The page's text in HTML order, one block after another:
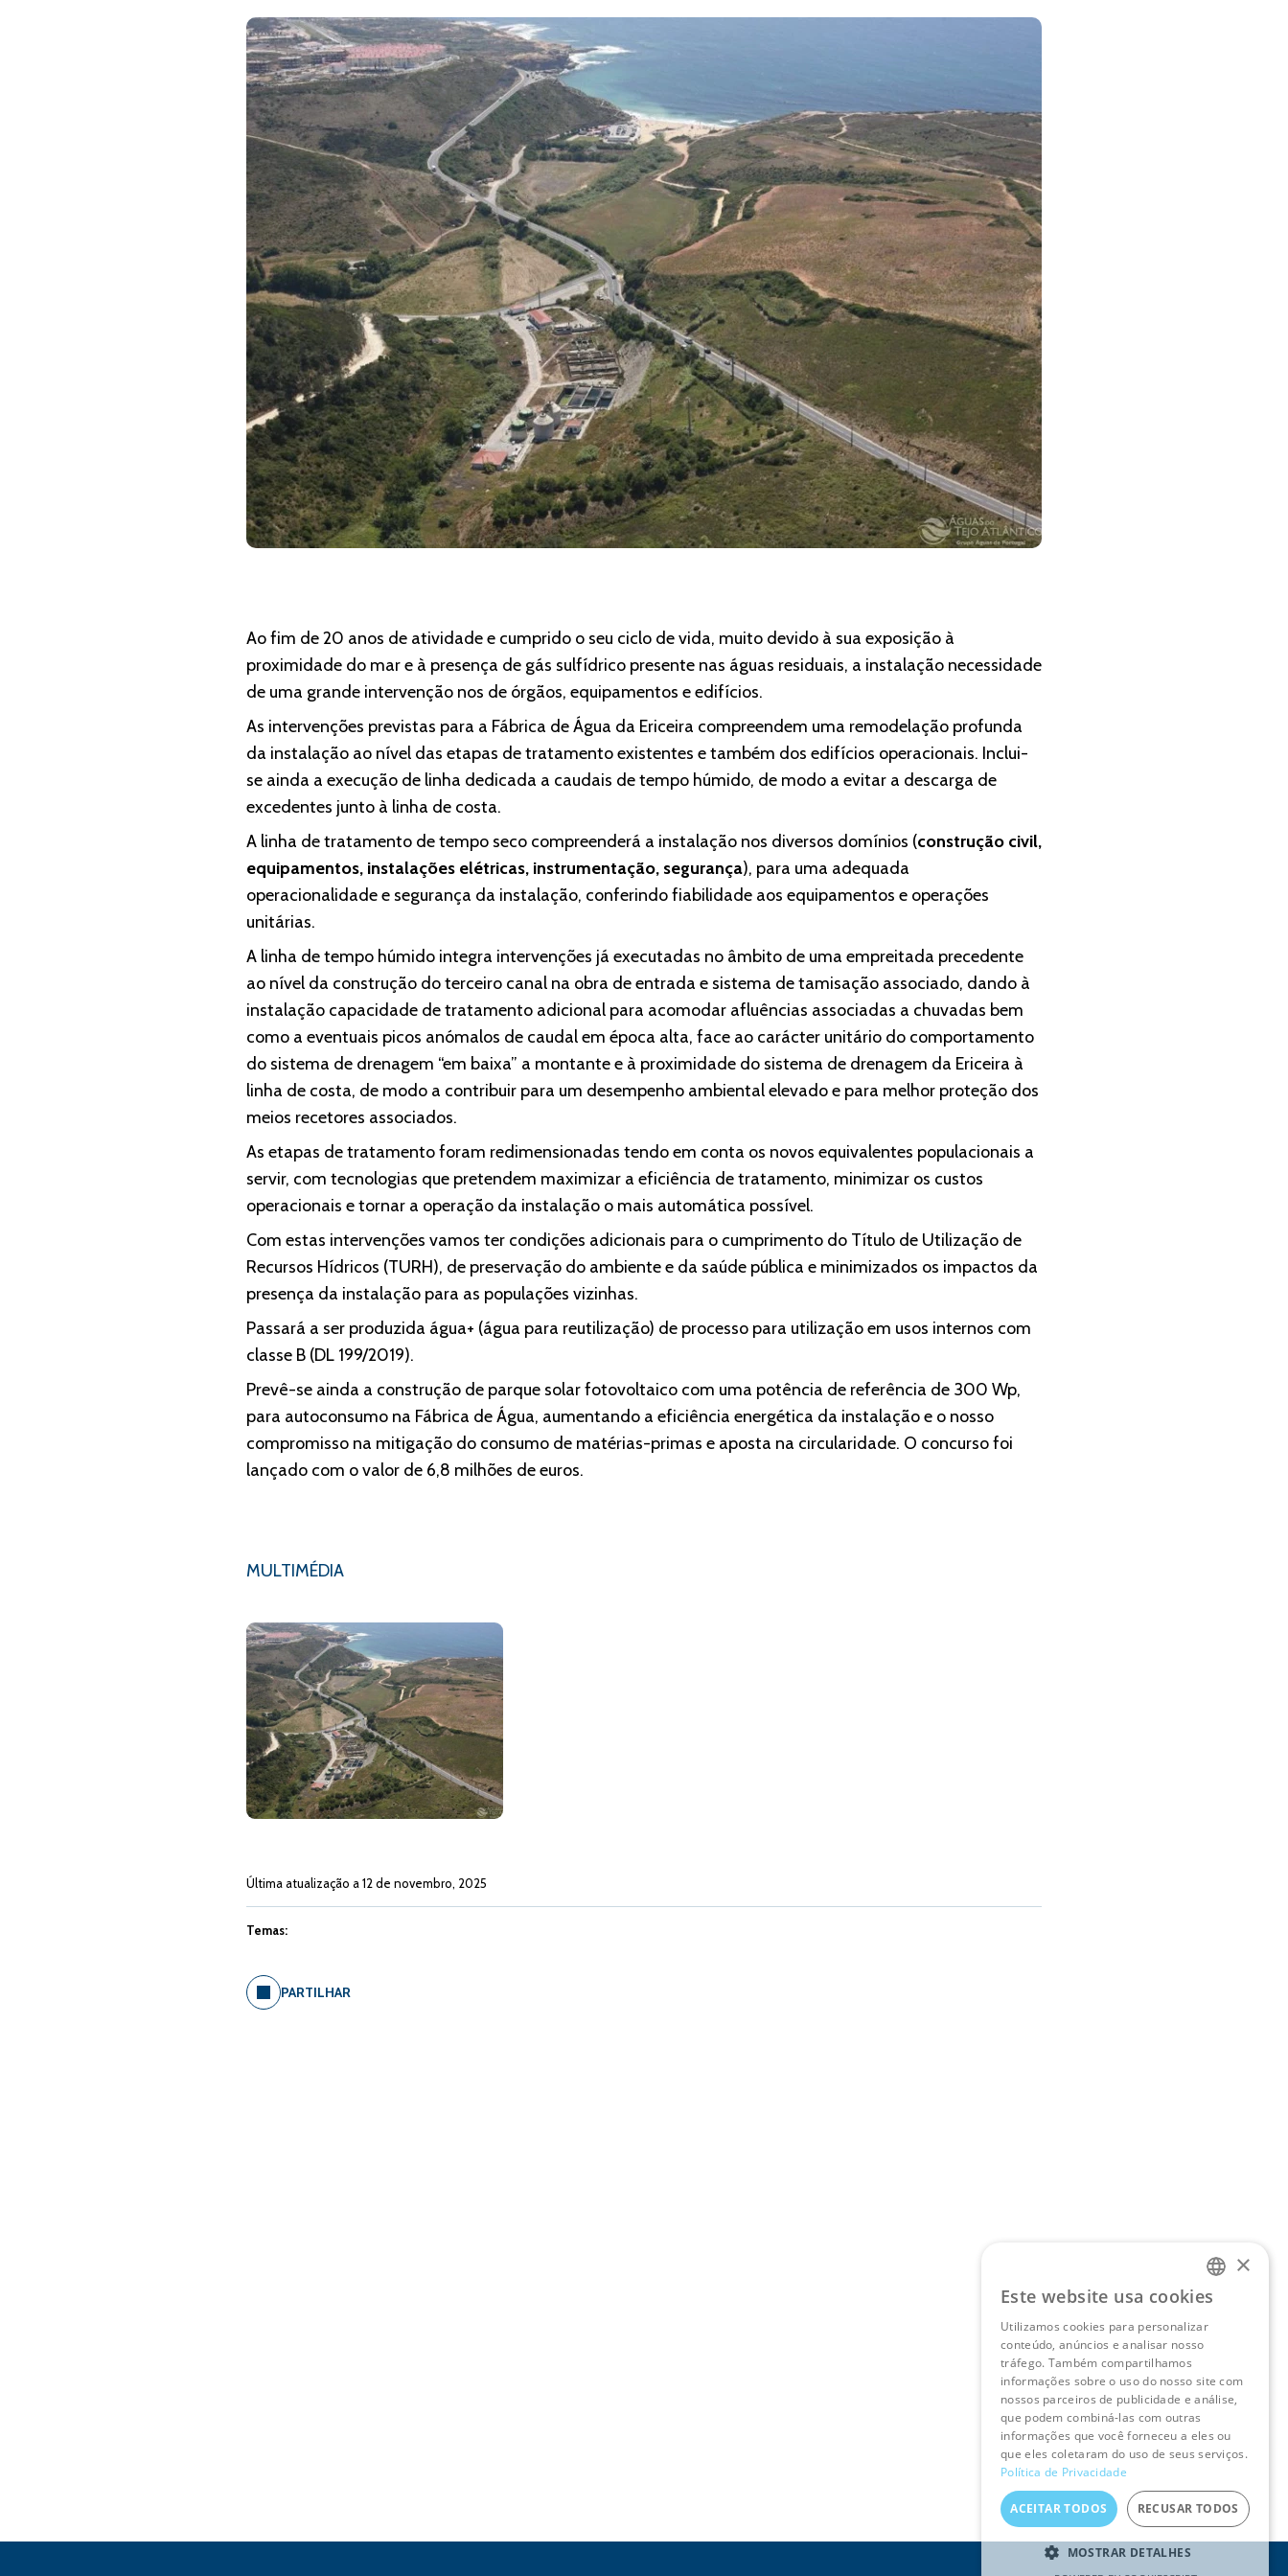
Ao fim de 20 anos de atividade e cumprido o seu ciclo de vida, muito devido à sua exposição à
proximidade do mar e à presença de gás sulfídrico presente nas águas residuais, a instalação necessidade
de uma grande intervenção nos de órgãos, equipamentos e edifícios.
As intervenções previstas para a Fábrica de Água da Ericeira compreendem uma remodelação profunda
da instalação ao nível das etapas de tratamento existentes e também dos edifícios operacionais. Inclui-
se ainda a execução de linha dedicada a caudais de tempo húmido, de modo a evitar a descarga de
excedentes junto à linha de costa.
A linha de tratamento de tempo seco compreenderá a instalação nos diversos domínios (construção civil,
equipamentos, instalações elétricas, instrumentação, segurança), para uma adequada
operacionalidade e segurança da instalação, conferindo fiabilidade aos equipamentos e operações
unitárias.
A linha de tempo húmido integra intervenções já executadas no âmbito de uma empreitada precedente
ao nível da construção do terceiro canal na obra de entrada e sistema de tamisação associado, dando à
instalação capacidade de tratamento adicional para acomodar afluências associadas a chuvadas bem
como a eventuais picos anómalos de caudal em época alta, face ao carácter unitário do comportamento
do sistema de drenagem “em baixa” a montante e à proximidade do sistema de drenagem da Ericeira à
linha de costa, de modo a contribuir para um desempenho ambiental elevado e para melhor proteção dos
meios recetores associados.
As etapas de tratamento foram redimensionadas tendo em conta os novos equivalentes populacionais a
servir, com tecnologias que pretendem maximizar a eficiência de tratamento, minimizar os custos
operacionais e tornar a operação da instalação o mais automática possível.
Com estas intervenções vamos ter condições adicionais para o cumprimento do Título de Utilização de
Recursos Hídricos (TURH), de preservação do ambiente e da saúde pública e minimizados os impactos da
presença da instalação para as populações vizinhas.
Passará a ser produzida água+ (água para reutilização) de processo para utilização em usos internos com
classe B (DL 199/2019).
Prevê-se ainda a construção de parque solar fotovoltaico com uma potência de referência de 300 Wp,
para autoconsumo na Fábrica de Água, aumentando a eficiência energética da instalação e o nosso
compromisso na mitigação do consumo de matérias-primas e aposta na circularidade. O concurso foi
lançado com o valor de 6,8 milhões de euros.
MULTIMÉDIA
Última atualização a 12 de novembro, 2025
Temas:
PARTILHAR
PORTUGUESE
ENGLISH
×
Este website usa cookies
Utilizamos cookies para personalizar
conteúdo, anúncios e analisar nosso
tráfego. Também compartilhamos
informações sobre o uso do nosso site com
nossos parceiros de publicidade e análise,
que podem combiná-las com outras
informações que você forneceu a eles ou
que eles coletaram do uso de seus serviços.
Política de Privacidade
ACEITAR TODOS RECUSAR TODOS
MOSTRAR DETALHES